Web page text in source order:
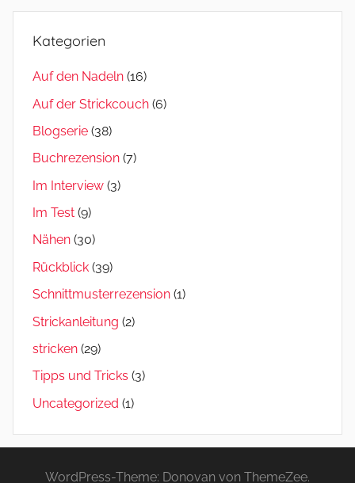
Kategorien
Auf den Nadeln (16)
Auf der Strickcouch (6)
Blogserie (38)
Buchrezension (7)
Im Interview (3)
Im Test (9)
Nähen (30)
Rückblick (39)
Schnittmusterrezension (1)
Strickanleitung (2)
stricken (29)
Tipps und Tricks (3)
Uncategorized (1)
WordPress-Theme: Donovan von ThemeZee.